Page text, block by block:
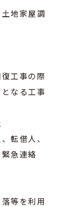
地家屋調
工事の際
なる工事
転借人、
急連絡
等を利用